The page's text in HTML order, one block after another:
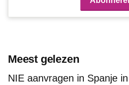
Meest gelezen
NIE aanvragen in Spanje